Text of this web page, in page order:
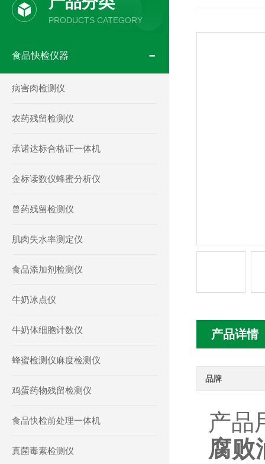
产品详情
品牌
产
腐败
PRODUCTS CATEGORY
食品快检仪器
病害肉检测仪
农药残留检测仪
承诺达标合格证一体机
金标读数仪蜂蜜分析仪
兽药残留检测仪
肌肉失水率测定仪
食品添加剂检测仪
牛奶冰点仪
牛奶体细胞计数仪
蜂蜜检测仪麻度检测仪
鸡蛋药物残留检测仪
食品快检前处理一体机
真菌毒素检测仪